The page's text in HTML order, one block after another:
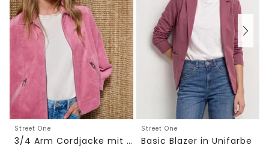
Street One
3/4 Arm Cordjacke mit Hemdkragen
Street One
Basic Blazer in Unifarbe